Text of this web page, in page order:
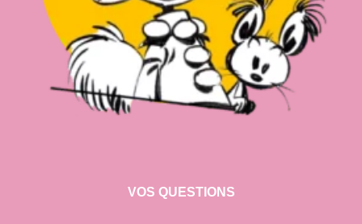
VOS QUESTIONS